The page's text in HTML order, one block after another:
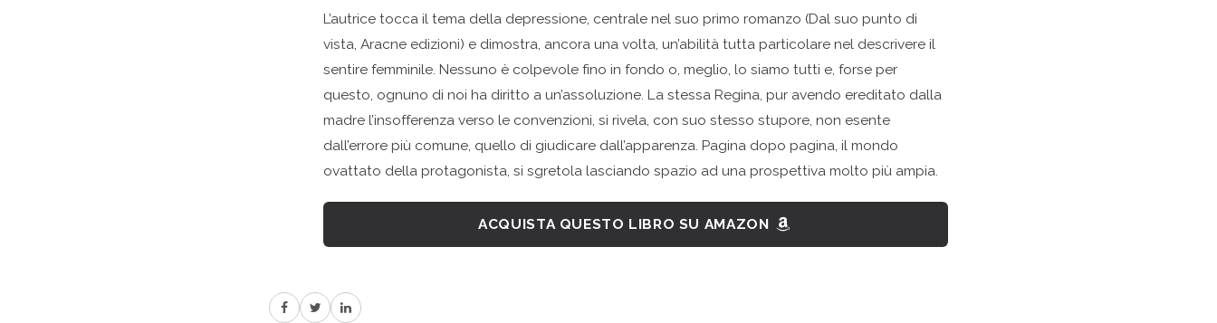
L’autrice tocca il tema della depressione, centrale nel suo primo romanzo (Dal suo punto di
vista, Aracne edizioni) e dimostra, ancora una volta, un’abilità tutta particolare nel descrivere il
sentire femminile. Nessuno è colpevole fino in fondo o, meglio, lo siamo tutti e, forse per
questo, ognuno di noi ha diritto a un’assoluzione. La stessa Regina, pur avendo ereditato dalla
madre l’insofferenza verso le convenzioni, si rivela, con suo stesso stupore, non esente
dall’errore più comune, quello di giudicare dall’apparenza. Pagina dopo pagina, il mondo
ovattato della protagonista, si sgretola lasciando spazio ad una prospettiva molto più ampia.
ACQUISTA QUESTO LIBRO SU AMAZON